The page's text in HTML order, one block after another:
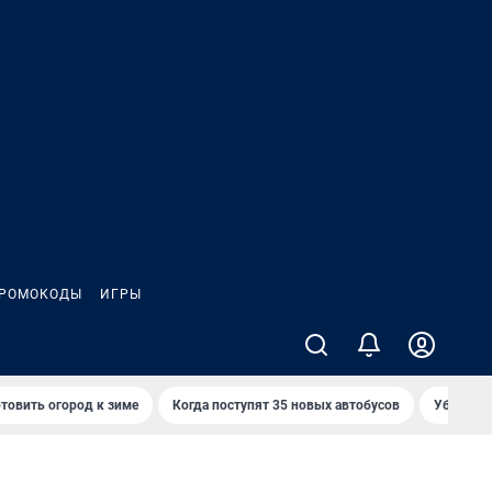
ИГРЫ
огород к зиме Когда поступят 35 новых автобусов Убийца